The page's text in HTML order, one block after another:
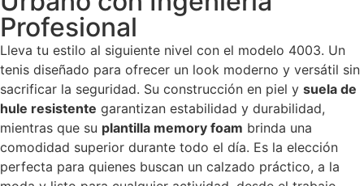
Profesional
Lleva tu estilo al siguiente nivel con el modelo 4003. Un
tenis diseñado para ofrecer un look moderno y versátil sin
sacrificar la seguridad. Su construcción en piel y suela de
hule resistente garantizan estabilidad y durabilidad,
mientras que su plantilla memory foam brinda una
comodidad superior durante todo el día. Es la elección
perfecta para quienes buscan un calzado práctico, a la